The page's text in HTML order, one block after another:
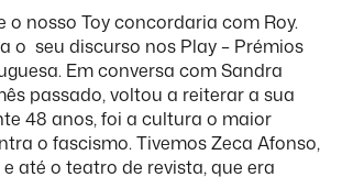
o nosso Toy concordaria com Roy.
o seu discurso nos Play – Prémios
Em conversa com Sandra
passado, voltou a reiterar a sua
48 anos, foi a cultura o maior
o fascismo. Tivemos Zeca Afonso,
até o teatro de revista, que era